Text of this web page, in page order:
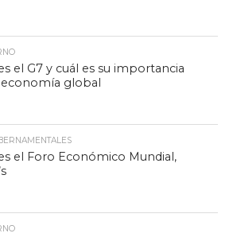
el G7 y cuál es su importancia
economía global
el Foro Económico Mundial,